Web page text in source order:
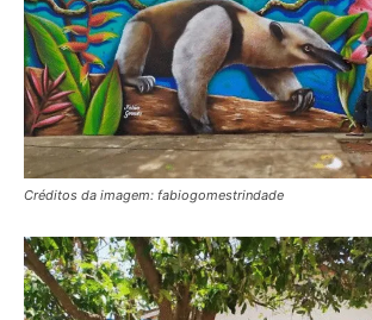
Créditos da imagem: fabiogomestrindade